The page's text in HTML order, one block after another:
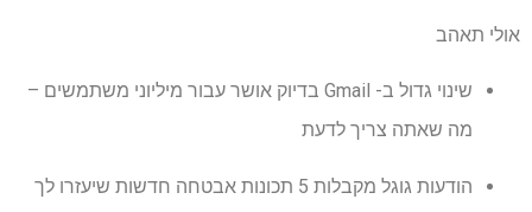
אולי תאהב
שינוי גדול ב- Gmail בדיוק אושר עבור מיליוני משתמשים –
מה שאתה צריך לדעת
הודעות גוגל מקבלות 5 תכונות אבטחה חדשות שיעזרו לך